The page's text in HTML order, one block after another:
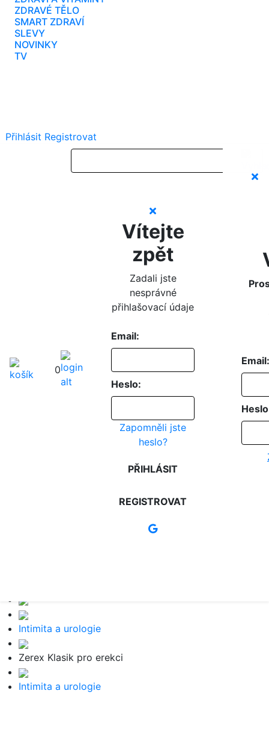
ZDRAVÉ TĚLO
SMART ZDRAVÍ
SLEVY
NOVINKY
TV
Přihlásit Registrovat
0
Vítejte
zpět
Zadali jste
nesprávné
přihlašovací údaje
Email:
Heslo:
Zapomněli jste
heslo?
PŘIHLÁSIT
REGISTROVAT
Email:
Intimita a urologie
Zerex Klasik pro erekci
Intimita a urologie